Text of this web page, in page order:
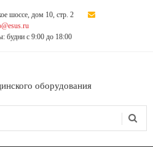
шоссе, дом 10, стр. 2
будни с 9:00 до 18:00
оборудования